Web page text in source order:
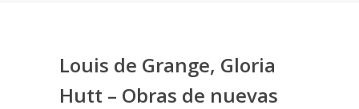
Louis de Grange, Gloria
Hutt – Obras de nuevas